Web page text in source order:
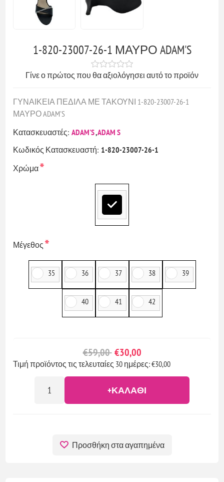
1-820-23007-26-1 ΜΑΥΡΟ ADAM'S
Γίνε ο πρώτος που θα αξιολόγησει αυτό το προϊόν
ΓΥΝΑΙΚΕΙΑ ΠΕΔΙΛΑ ΜΕ ΤΑΚΟΥΝΙ 1-820-23007-26-1
ΜΑΥΡΟ ADAM'S
Κατασκευαστές: ADAM'S,ADAM S
Κωδικός Κατασκευαστή: 1-820-23007-26-1
Χρώμα*
Μέγεθος*
35 36 37 38 39
40 41 42
€59,00 €30,00
Τιμή προϊόντος τις τελευταίες 30 ημέρες: €30,00
+ΚΑΛΆΘΙ
Προσθήκη στα αγαπημένα